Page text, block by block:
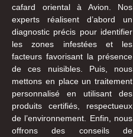
cafard oriental à Avion. Nos
experts réalisent d’abord un
diagnostic précis pour identifier
les zones infestées et les
facteurs favorisant la présence
de ces nuisibles. Puis, nous
mettons en place un traitement
personnalisé en utilisant des
produits certifiés, respectueux
de l’environnement. Enfin, nous
offrons des conseils de